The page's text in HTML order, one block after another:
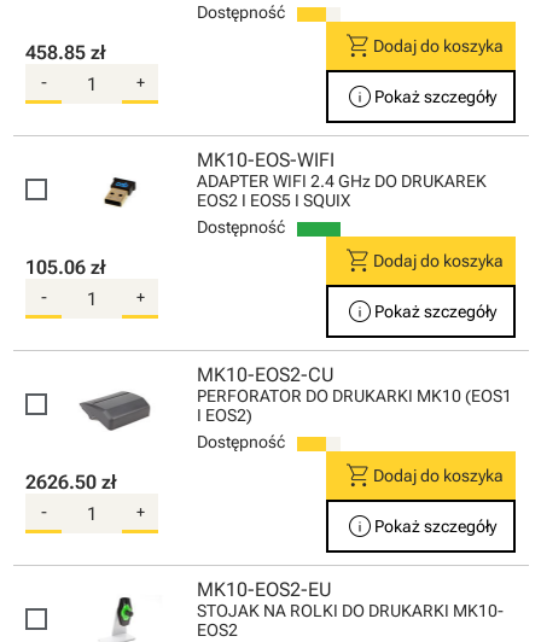
Dostępność
458.85 zł
- +
shopping_cart Dodaj do koszyka
info Pokaż szczegóły
MK10-EOS-WIFI
ADAPTER WIFI 2.4 GHz DO DRUKAREK
EOS2 I EOS5 I SQUIX
Dostępność
105.06 zł
- +
shopping_cart Dodaj do koszyka
info Pokaż szczegóły
MK10-EOS2-CU
PERFORATOR DO DRUKARKI MK10 (EOS1
I EOS2)
Dostępność
2626.50 zł
- +
shopping_cart Dodaj do koszyka
info Pokaż szczegóły
MK10-EOS2-EU
STOJAK NA ROLKI DO DRUKARKI MK10-
EOS2